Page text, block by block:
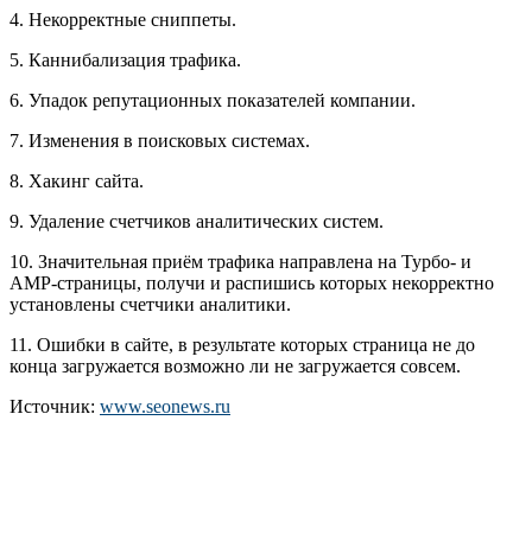
4. Некорректные сниппеты.
5. Каннибализация трафика.
6. Упадок репутационных показателей компании.
7. Изменения в поисковых системах.
8. Хакинг сайта.
9. Удаление счетчиков аналитических систем.
10. Значительная приём трафика направлена на Турбо- и
АМР-страницы, получи и распишись которых некорректно
установлены счетчики аналитики.
11. Ошибки в сайте, в результате которых страница не до
конца загружается возможно ли не загружается совсем.
Источник: www.seonews.ru